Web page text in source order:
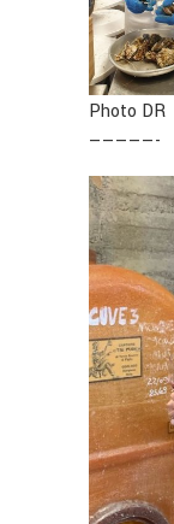
Photo DR
—————-